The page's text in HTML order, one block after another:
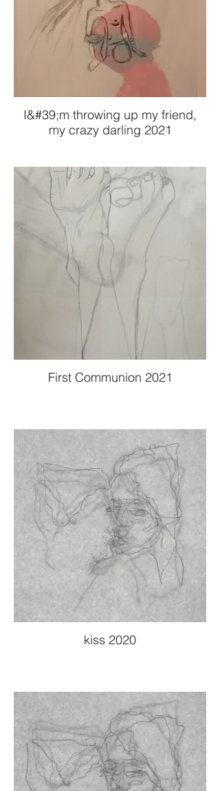
I&#39;m throwing up my friend,
my crazy darling 2021
First Communion 2021
kiss 2020